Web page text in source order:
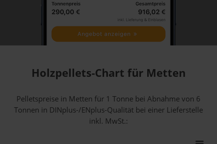
Holzpellets-Chart für Metten
Pelletspreise in Metten für 1 Tonne bei Abnahmevon 6
Tonnen in DINplus-/ENplus-Qualität bei einer Lieferstelle
inkl. MwSt.: